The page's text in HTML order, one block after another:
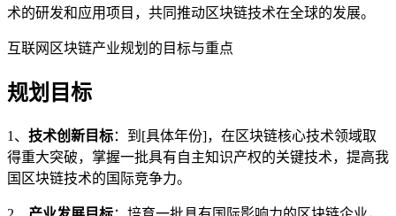
术的研发和应用项目，共同推动区块链技术在全球的发展。
互联网区块链产业规划的目标与重点
规划目标
1、 技术创新目标：到[具体年份]，在区块链核心技术领域取
得重大突破，掌握一批具有自主知识产权的关键技术，提高我
国区块链技术的国际竞争力。